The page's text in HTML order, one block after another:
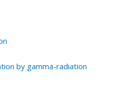
by gamma-radiation